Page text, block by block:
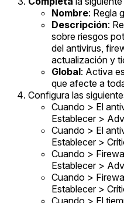
Nombre: Regla
Descripción:
sobre riesgos
del antivirus,
actualización y
Global: Activa
que afecte a
Configura las
Cuando > El
Establecer >
Cuando > El
Establecer >
Cuando >
Establecer >
Cuando >
Establecer >
Cuando > El